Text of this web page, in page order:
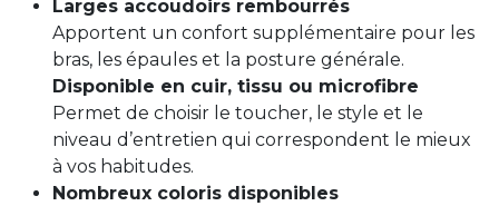
Larges accoudoirs rembourrés
Apportent un confort supplémentaire pour les
bras, les épaules et la posture générale.
Disponible en cuir, tissu ou microfibre
Permet de choisir le toucher, le style et le
niveau d’entretien qui correspondent le mieux
à vos habitudes.
Nombreux coloris disponibles